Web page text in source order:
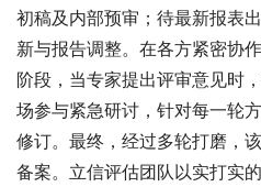
初稿及内部预审；待最新报表
新与报告调整。在各方紧密协
阶段，当专家提出评审意见时
场参与紧急研讨，针对每一轮
修订。最终，经过多轮打磨，
备案。立信评估团队以实打实